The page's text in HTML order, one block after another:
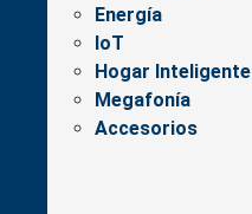
Energía
IoT
Hogar Inteligente
Megafonía
Accesorios